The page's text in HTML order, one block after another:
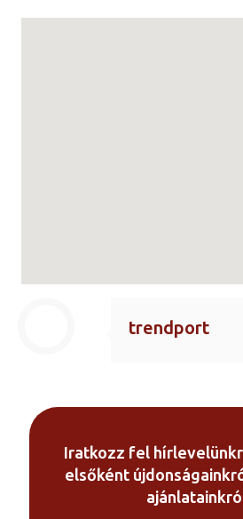
trendport
Iratkozz fel
elsőként